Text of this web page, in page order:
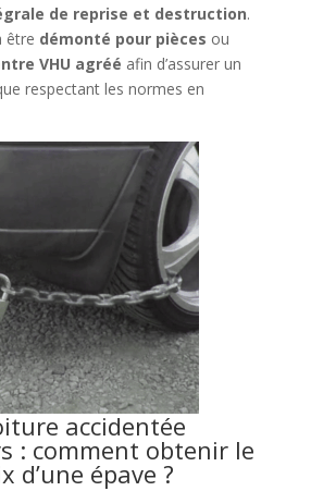
de reprise et destruction.
être démonté pour pièces ou
VHU agréé afin d’assurer un
respectant les normes en
accidentée
: comment obtenir le
d’une épave ?